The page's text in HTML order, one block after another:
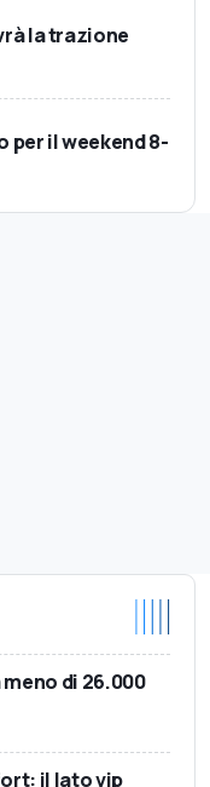
la trazione
per il weekend 8-
di 26.000
il lato vip